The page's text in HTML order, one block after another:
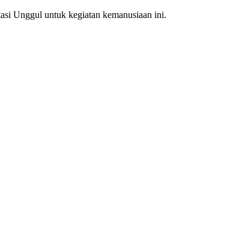
Unggul untuk kegiatan kemanusiaan ini.